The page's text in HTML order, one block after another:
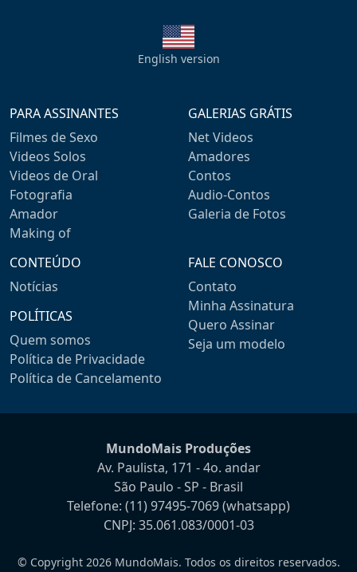
English version
PARA ASSINANTES
Filmes de Sexo
Videos Solos
Videos de Oral
Fotografia
Amador
Making of
GALERIAS GRÁTIS
Net Videos
Amadores
Contos
Audio-Contos
Galeria de Fotos
CONTEÚDO
Notícias
POLÍTICAS
Quem somos
Política de Privacidade
Política de Cancelamento
FALE CONOSCO
Contato
Minha Assinatura
Quero Assinar
Seja um modelo
MundoMais Produções
Av. Paulista, 171 - 4o. andar
São Paulo - SP - Brasil
Telefone: (11) 97495-7069(whatsapp)
CNPJ: 35.061.083/0001-03
© Copyright 2026 MundoMais. Todos os direitos reservados.